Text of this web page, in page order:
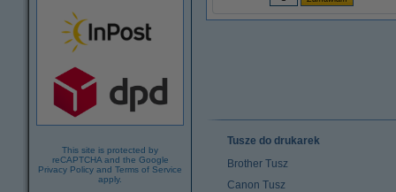
This site is protected by
reCAPTCHA and the Google
Privacy Policy and Terms of Service
apply.
Tusze do drukarek
Brother Tusz
Canon Tusz